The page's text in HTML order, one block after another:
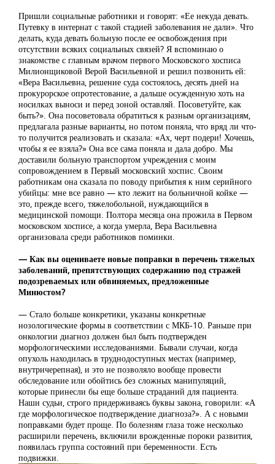
Пришли социальные работники и говорят: «Ее некуда девать.
Путевку в интернат с такой стадией заболевания не дали». Что
делать, куда девать больную после ее освобождения при
отсутствии всяких социальных связей? Я вспоминаю о
знакомстве с главным врачом первого Московского хосписа
Милионщиковой Верой Васильевной и решил позвонить ей:
«Вера Васильевна, решение суда состоялось, десять дней на
прокурорское опротестование, а дальше осужденную хоть на
носилках выноси и перед зоной оставляй. Посоветуйте, как
быть?». Она посоветовала обратиться к разным организациям,
предлагала разные варианты, но потом поняла, что вряд ли что-
то получится реализовать и сказала: «Ах, черт подери! Хочешь,
чтобы я ее взяла?» Она все сама поняла и дала добро. Мы
доставили больную транспортом учреждения с моим
сопровождением в Первый московский хоспис. Своим
работникам она сказала по поводу прибытия к ним серийного
убийцы: мне все равно — кто лежит на больничной койке —
это, прежде всего, тяжелобольной, нуждающийся в
медицинской помощи. Полтора месяца она прожила в Первом
московском хосписе, а когда умерла, Вера Васильевна
организовала среди работников поминки.
— Как вы оцениваете новые поправки в перечень тяжелых
заболеваний, препятствующих содержанию под стражей
подозреваемых или обвиняемых, предложенные
Минюстом?
— Стало больше конкретики, указаны конкретные
нозологические формы в соответствии с МКБ-10. Раньше при
онкологии диагноз должен был быть подтвержден
морфологическими исследованиями. Бывали случаи, когда
опухоль находилась в труднодоступных местах (например,
внутричерепная), и это не позволяло вообще провести
обследование или обойтись без сложных манипуляций,
которые принесли бы еще больше страданий для пациента.
Наши судьи, строго придерживаясь буквы закона, говорили: «А
где морфологическое подтверждение диагноза?». А с новыми
поправками будет проще. По болезням глаза тоже несколько
расширили перечень, включили врожденные пороки развития,
появилась группа состояний при беременности. Есть
подвижки.